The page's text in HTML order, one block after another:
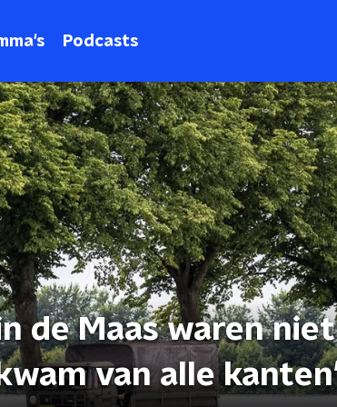
Podcasts
de Maas waren
van alle